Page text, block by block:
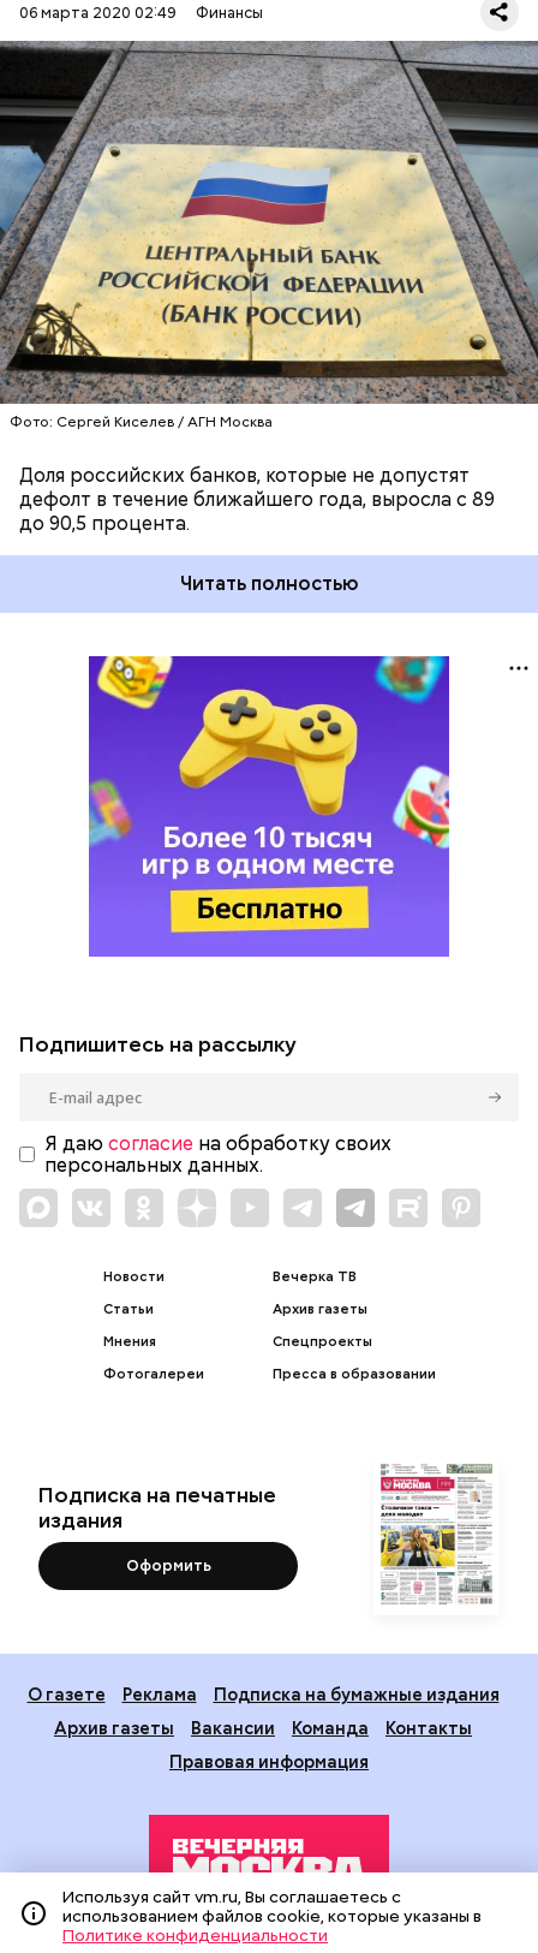
06 марта 2020 02:49 Финансы
Фото: Сергей Киселев / АГН Москва
Доля российских банков, которые не допустят
дефолт в течение ближайшего года, выросла с 89
до 90,5 процента.
Как указывают аналитики рейтингового агентства
«Эксперт РА», это связано с сокращением числа
отзывов лицензий у банков в 2019 году — 28
против 57 годом ранее. При этом лицензии трех
кредитных организаций были добровольно
аннулированы.
Читать полностью
БАНКИ
Подпишитесь на рассылку
Я даю согласие на обработку своих
персональных данных.
Новости
Статьи
Мнения
Фотогалереи
Вечерка ТВ
Архив газеты
Спецпроекты
Пресса в образовании
Подписка на печатные
издания
Оформить
О газете Реклама
Подписка на бумажные издания
Архив газеты
Вакансии Команда
Контакты
Правовая информация
Издание создано при финансовой поддержке Департамента
Используя сайт vm.ru, Вы соглашаетесь с
использованием файлов cookie, которые указаны в
Политике конфиденциальности